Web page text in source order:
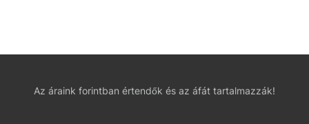
Az áraink forintban értendők és az áfát tartalmazzák!